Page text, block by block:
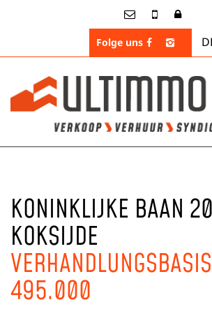
Folge uns
KONINKLIJKE BAAN
KOKSIJDE
495.000